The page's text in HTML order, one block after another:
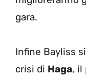
gara.
Infine Bayliss
crisi di Haga, il